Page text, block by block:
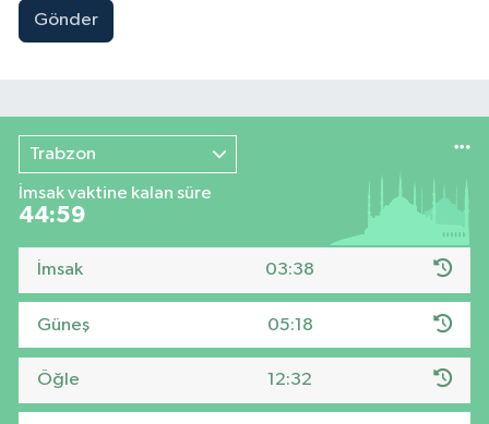
Gönder
Trabzon
İmsak vaktine kalan süre
44:59
İmsak 03:38
Güneş 05:18
Öğle 12:32